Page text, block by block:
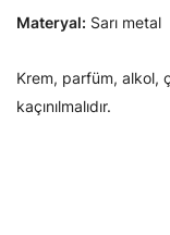
Materyal: Sarı metal
Krem, parfüm, alkol,
kaçınılmalıdır.